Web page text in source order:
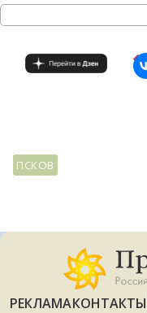
М
ПСКОВ
РЕКЛАМАКОНТАКТЫ